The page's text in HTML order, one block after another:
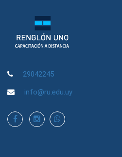
29042245
info@ru.edu.uy